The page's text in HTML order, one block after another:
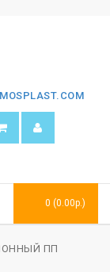
0 (0.00р.)
ПП